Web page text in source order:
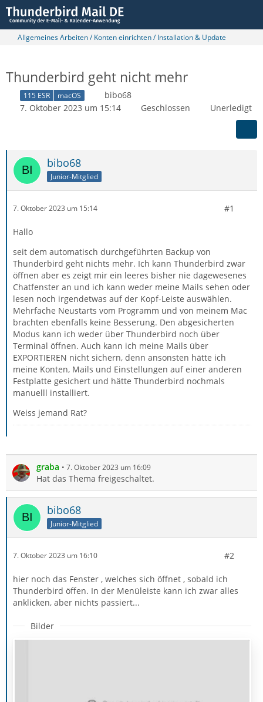
Allgemeines Arbeiten / Konten einrichten / Installation & Update
Thunderbird geht nicht mehr
115 ESR macOS
bibo68
7. Oktober 2023 um 15:14
Geschlossen Unerledigt
bibo68
Junior-Mitglied
7. Oktober 2023 um 15:14 #1
Hallo
seit dem automatisch durchgeführten Backup von
Thunderbird geht nichts mehr. Ich kann Thunderbird zwar
öffnen aber es zeigt mir ein leeres bisher nie dagewesenes
Chatfenster an und ich kann weder meine Mails sehen oder
lesen noch irgendetwas auf der Kopf-Leiste auswählen.
Mehrfache Neustarts vom Programm und von meinem Mac
brachten ebenfalls keine Besserung. Den abgesicherten
Modus kann ich weder über Thunderbird noch über
Terminal öffnen. Auch kann ich meine Mails über
EXPORTIEREN nicht sichern, denn ansonsten hätte ich
meine Konten, Mails und Einstellungen auf einer anderen
Festplatte gesichert und hätte Thunderbird nochmals
manuelll installiert.
Weiss jemand Rat?
graba 7. Oktober 2023 um 16:09
Hat das Thema freigeschaltet.
bibo68
Junior-Mitglied
7. Oktober 2023 um 16:10 #2
hier noch das Fenster , welches sich öffnet , sobald ich
Thunderbird öffen. In der Menüleiste kann ich zwar alles
anklicken, aber nichts passiert...
Bilder